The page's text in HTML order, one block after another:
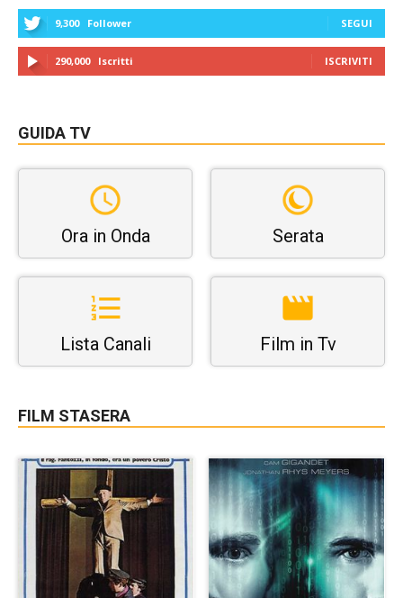
9,300 Follower SEGUI
290,000 Iscritti ISCRIVITI
GUIDA TV
Ora in Onda Serata
Lista Canali Film in Tv
FILM STASERA